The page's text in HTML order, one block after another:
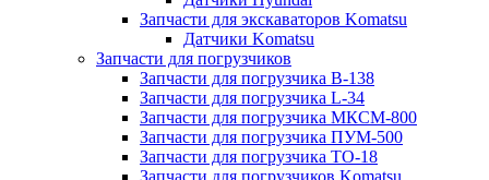
Запчасти для экскаваторов Komatsu
Датчики Komatsu
Запчасти для погрузчиков
Запчасти для погрузчика B-138
Запчасти для погрузчика L-34
Запчасти для погрузчика МКСМ-800
Запчасти для погрузчика ПУМ-500
Запчасти для погрузчика ТО-18
Запчасти для погрузчиков Komatsu